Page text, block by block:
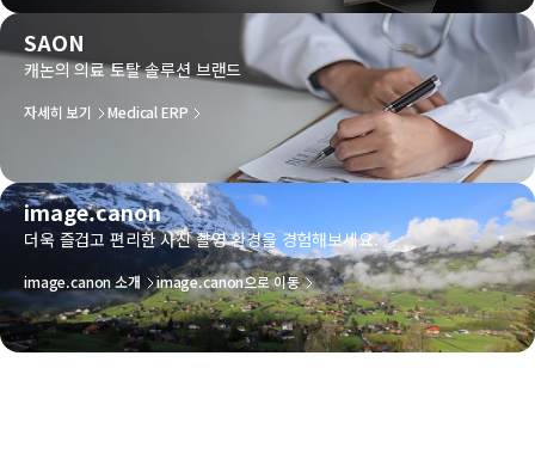
SAON
캐논의 의료 토탈 솔루션 브랜드
자세히 보기 Medical ERP
image.canon
더욱 즐겁고 편리한 사진 촬영 환경을 경험해보세요.
image.canon 소개 image.canon으로 이동